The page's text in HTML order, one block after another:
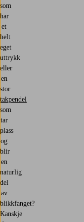
som
har
et
helt
eget
uttrykk
eller
en
stor
takpendel
som
tar
plass
og
blir
en
naturlig
del
av
blikkfanget?
Kanskje